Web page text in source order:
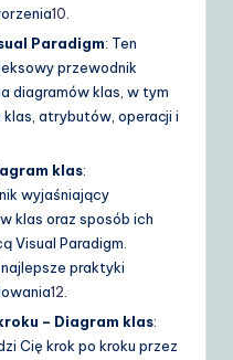
10
Paradigm: Ten
przewodnik
diagramów klas, w tym
atrybutów, operacji i
klas:
wyjaśniający
klas oraz sposób ich
Visual Paradigm.
praktyki
12
– Diagram klas:
Cię krok po kroku przez